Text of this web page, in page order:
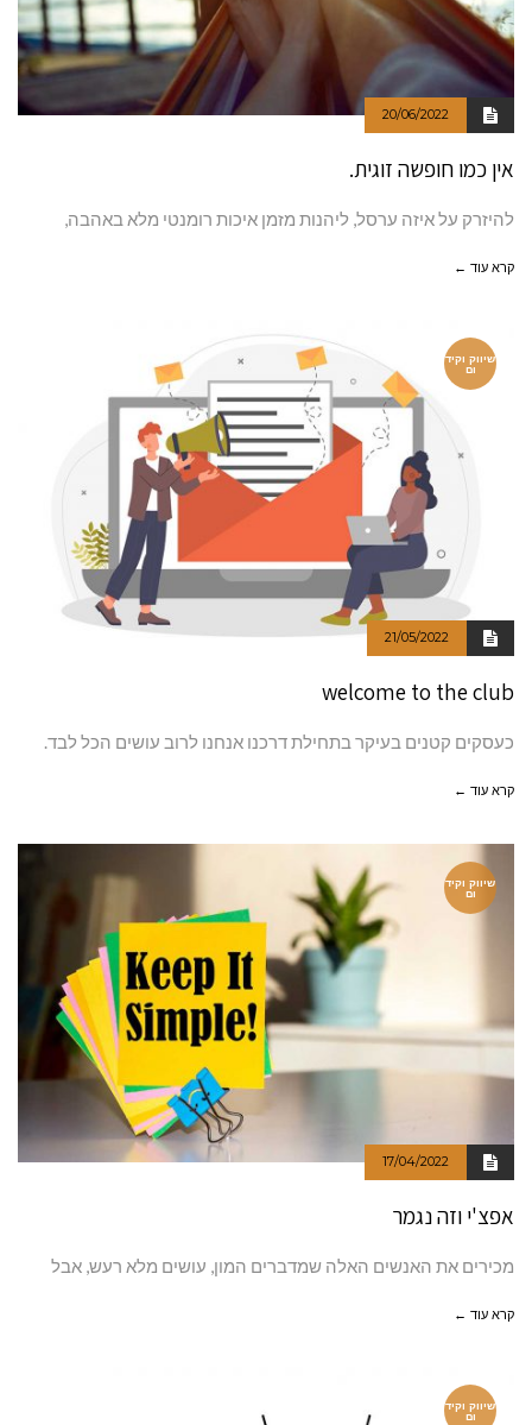
20/06/2022
אין כמו חופשה זוגית.
להיזרק על איזה ערסל, ליהנות מזמן איכות רומנטי מלא באהבה,
קרא עוד ←
שיווק וקיד
ום
21/05/2022
welcome to the club
כעסקים קטנים בעיקר בתחילת דרכנו אנחנו לרוב עושים הכל לבד.
קרא עוד ←
שיווק וקיד
ום
17/04/2022
אפצ'י וזה נגמר
מכירים את האנשים האלה שמדברים המון, עושים מלא רעש, אבל
קרא עוד ←
שיווק וקיד
ום